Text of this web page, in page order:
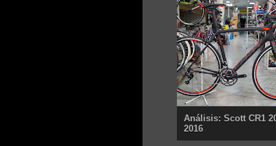
Análisis: Scott CR1
2016